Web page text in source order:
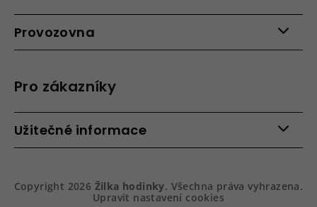
Pro zákazníky
Věrnostní program
Obchodní podmínky
Provozovna
Roháčova 639, 390 02 Tábor
Užitečné informace
Dárkové balení hodinek
Copyright 2026 Žilka hodinky. Všechna práva vyhrazena.
Upravit nastavení cookies